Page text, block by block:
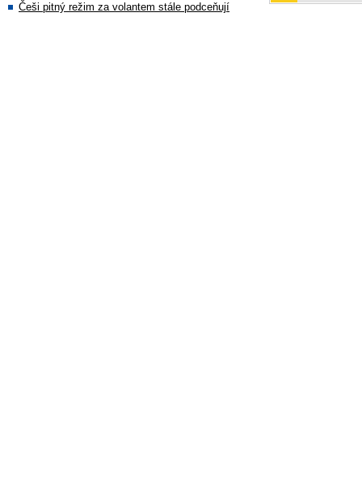
Češi pitný režim za volantem stále podceňují